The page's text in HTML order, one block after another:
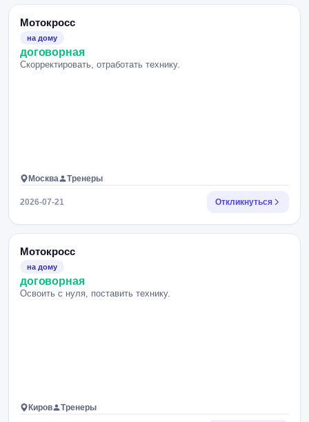
Мотокросс
на дому
договорная
Скорректировать, отработать технику.
Москва Тренеры
2026-07-21 Откликнуться
Мотокросс
на дому
договорная
Освоить с нуля, поставить технику.
Киров Тренеры